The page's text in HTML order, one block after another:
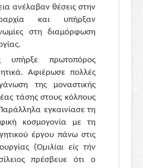
ανέλαβαν θέσεις στην
και υπήρξαν
στη διαμόρφωση
υπήρξε πρωτοπόρος
Αφιέρωσε πολλές
της μοναστικής
τάσης στους κόλπους
εγκαινίασε τη
κοσμογονία με τη
έργου πάνω στις
(Ὁμιλίαι εἰς τὴν
πρέσβευε ότι ο